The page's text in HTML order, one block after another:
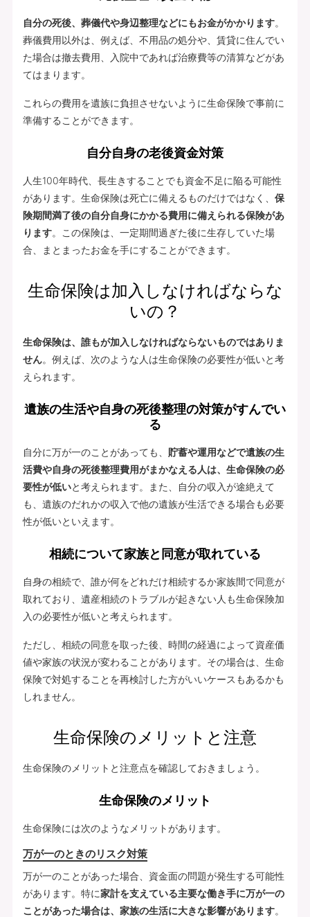
自分の死後、葬儀代や身辺整理などにもお金がかかります。
葬儀費用以外は、例えば、不用品の処分や、賃貸に住んでい
た場合は撤去費用、入院中であれば治療費等の清算などがあ
てはまります。
これらの費用を遺族に負担させないように生命保険で事前に
準備することができます。
自分自身の老後資金対策
人生100年時代、長生きすることでも資金不足に陥る可能性
があります。生命保険は死亡に備えるものだけではなく、 保
険期間満了後の自分自身にかかる費用に備えられる保険があ
ります。この保険は、一定期間過ぎた後に生存していた場
合、まとまったお金を手にすることができます。
生命保険は加入しなければならな
いの？
生命保険は、誰もが加入しなければならないものではありま
せん。例えば、次のような人は生命保険の必要性が低いと考
えられます。
遺族の生活や自身の死後整理の対策がすんでい
る
自分に万が一のことがあっても、 貯蓄や運用などで遺族の生
活費や自身の死後整理費用がまかなえる人は、生命保険の必
要性が低いと考えられます。また、自分の収入が途絶えて
も、遺族のだれかの収入で他の遺族が生活できる場合も必要
性が低いといえます。
相続について家族と同意が取れている
自身の相続で、誰が何をどれだけ相続するか家族間で同意が
取れており、遺産相続のトラブルが起きない人も生命保険加
入の必要性が低いと考えられます。
ただし、相続の同意を取った後、時間の経過によって資産価
値や家族の状況が変わることがあります。その場合は、生命
保険で対処することを再検討した方がいいケースもあるかも
しれません。
生命保険のメリットと注意
生命保険のメリットと注意点を確認しておきましょう。
生命保険のメリット
生命保険には次のようなメリットがあります。
万が一のときのリスク対策
万が一のことがあった場合、資金面の問題が発生する可能性
があります。特に家計を支えている主要な働き手に万が一の
ことがあった場合は、家族の生活に大きな影響があります。